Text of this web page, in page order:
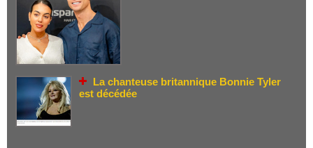
La chanteuse britannique Bonnie Tyler
est décédée